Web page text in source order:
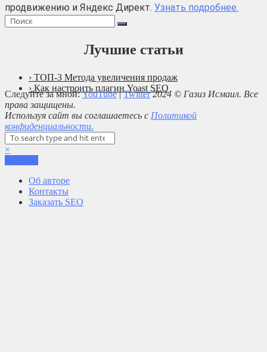
продвижению и Яндекс Директ. Узнать подробнее.
Лучшие статьи
› ТОП-3 Метода увеличения продаж
› Как настроить плагин Yoast SEO
Следуйте за мной:YouTube|Twitter 2024 © Газиз Исмаил. Все
права защищены.
Используя сайт вы соглашаетесь с Политикой
конфиденциальности.
×
Об авторе
Контакты
Заказать SEO